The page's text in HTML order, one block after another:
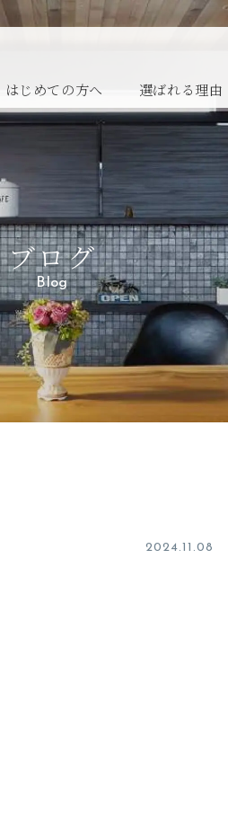
はじめての方へ 選ばれる理由
ブログ
Blog
2024.11.08